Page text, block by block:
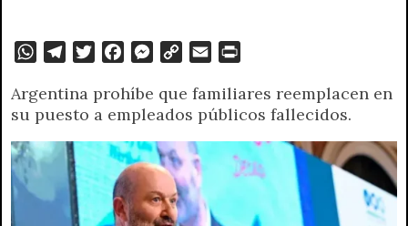
W
a
t
s
A
p
l
e
g
r
a
m
i
t
t
r
c
e
b
o
o
k
M
s
s
e
n
g
e
p
y
L
i
n
k
a
i
l
i
n
t
F
r
Argentina prohíbe que familiares reemplacen en
su puesto a empleados públicos fallecidos.